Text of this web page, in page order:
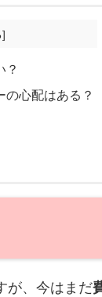
？
の心配はある？
が、今はまだ